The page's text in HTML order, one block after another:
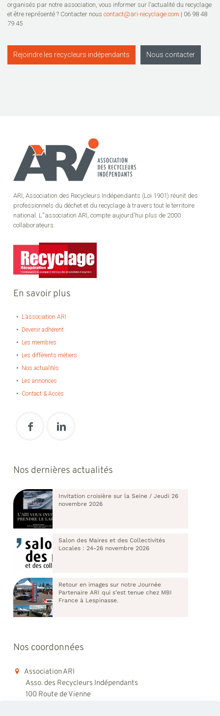
organisés par notre association, vous informer sur l’actualité du recyclage
et être représenté ? Contacter nous contact@ari-recyclage.com | 06 98 48
79 45
Rejoindre les recycleurs indépendants Nous contacter
ARI, Association des Recycleurs Indépendants (Loi 1901) réunit des
professionnels du déchet et du recyclage à travers tout le territoire
national. L''association ARI, compte aujourd'hui plus de 2000
collaborateurs.
En savoir plus
L’association ARI
Devenir adhérent
Les membres
Les différents métiers
Nos actualités
Les annonces
Contact & Accès
Nos dernières actualités
Invitation croisière sur la Seine / Jeudi 26
novembre 2026
Salon des Maires et des Collectivités
Locales : 24-26 novembre 2026
Retour en images sur notre Journée
Partenaire ARI qui s’est tenue chez MBI
France à Lespinasse.
Nos coordonnées
Association ARI
Asso. des Recycleurs Indépendants
100 Route de Vienne